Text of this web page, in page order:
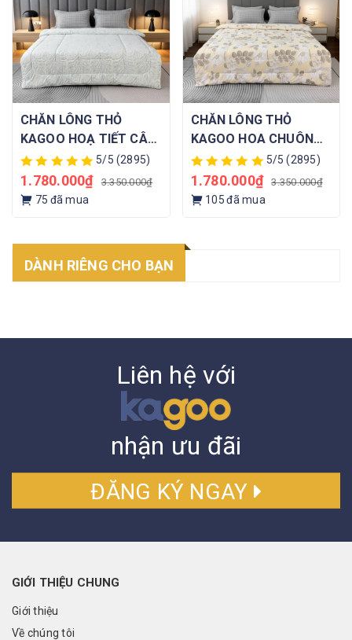
CHĂN LÔNG THỎ
KAGOO HOẠ TIẾT CÂY
DỪA
5/5 (2895)
1.780.000₫ 3.350.000₫
75 đã mua
CHĂN LÔNG THỎ
KAGOO HOA CHUÔNG
VÀNG
5/5 (2895)
1.780.000₫ 3.350.000₫
105 đã mua
DÀNH RIÊNG CHO BẠN
Liên hệ với
nhận ưu đãi
ĐĂNG KÝ NGAY
GIỚI THIỆU CHUNG
Giới thiệu
Về chúng tôi